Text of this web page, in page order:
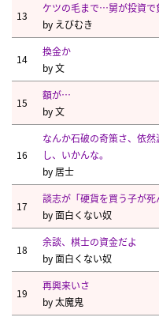
13
ケツの毛まで…舅が投資で
by えびむき
14
換金か
by文
15
額が…
by文
16
なんか石破の奇策さ、依
し、いかんな。
by 居士
17
談志が「硬貨を買う子が死
by面白くない奴
18
余談、棋士の資金だよ
by面白くない奴
19
再興来いさ
by太魔鬼